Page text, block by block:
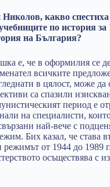
Николов, какво
по история
на България?
е, че в оформилия се
всичките
в цялост, може да
са спазили
период е
на специалисти,
най-вече с
Бих казал, че става
режимът от 1944 до 1989
осъществява с